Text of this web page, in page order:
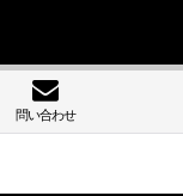
問い合わせ